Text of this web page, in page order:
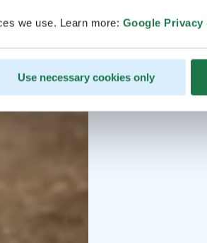
we use. Learn more: Google Privacy
Use necessary cookies only